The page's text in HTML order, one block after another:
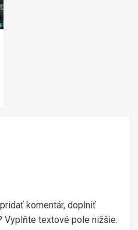
komentár, doplniť
Vyplňte textové pole nižšie.